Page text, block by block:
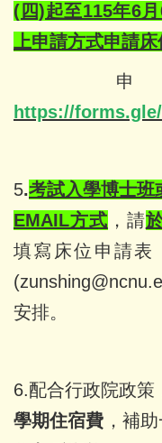
(四)起至115年6
上申請方式申請床
申
https://
5.考試入學博士班
EMAIL方式 ，請
填寫床位申請表
安排。
6.配合行政院政策
學期住宿費 ，補